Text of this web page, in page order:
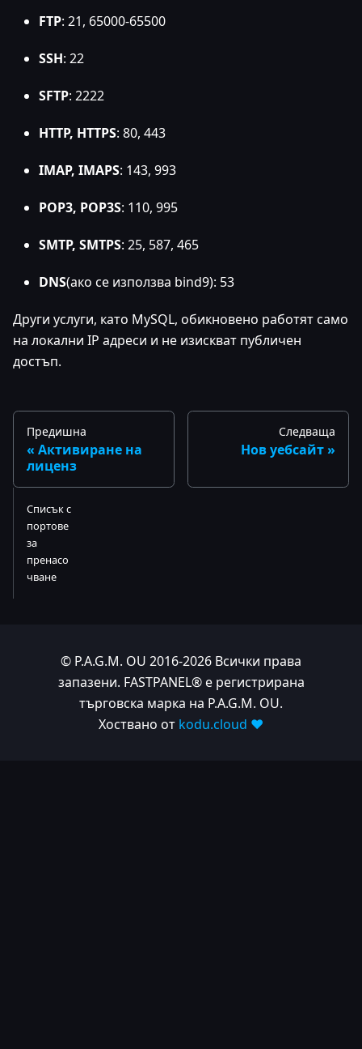
FTP: 21, 65000-65500
SSH: 22
SFTP: 2222
HTTP, HTTPS: 80, 443
IMAP, IMAPS: 143, 993
POP3, POP3S: 110, 995
SMTP, SMTPS: 25, 587, 465
DNS(ако се използва bind9): 53
Други услуги, като MySQL, обикновено работят само
на локални IP адреси и не изискват публичен
достъп.
Предишна
Активиране на
лиценз
Следваща
Нов уебсайт
Списък с
портове
за
пренасо
чване
© P.A.G.M. OU 2016-2026 Всички права
запазени. FASTPANEL® е регистрирана
търговска марка на P.A.G.M. OU.
Хоствано от kodu.cloud ❤️